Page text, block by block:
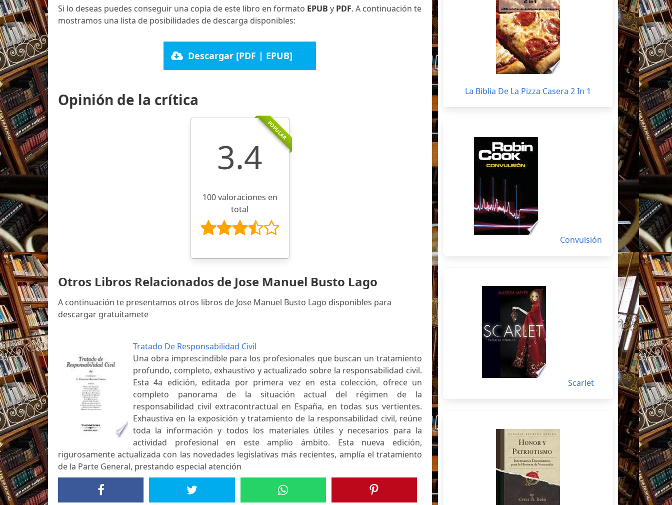
Si lo deseas puedes conseguir una copia de este libro en formato EPUB y PDF. A continuación te
mostramos una lista de posibilidades de descarga disponibles:
Descargar [PDF | EPUB]
Opinión de la crítica
POPULAR
3.4
100 valoraciones en
total
Otros Libros Relacionados de Jose Manuel Busto Lago
A continuación te presentamos otros libros de Jose Manuel Busto Lago disponibles para
descargar gratuitamete
Tratado De Responsabilidad Civil
Una obra imprescindible para los profesionales que buscan un tratamiento
profundo, completo, exhaustivo y actualizado sobre la responsabilidad civil.
Esta 4a edición, editada por primera vez en esta colección, ofrece un
completo panorama de la situación actual del régimen de la
responsabilidad civil extracontractual en España, en todas sus vertientes.
Exhaustiva en la exposición y tratamiento de la responsabilidad civil, reúne
toda la información y todos los materiales útiles y necesarios para la
actividad profesional en este amplio ámbito. Esta nueva edición,
rigurosamente actualizada con las novedades legislativas más recientes, amplía el tratamiento
de la Parte General, prestando especial atención
La Biblia De La Pizza Casera 2 In 1
Convulsión
Scarlet